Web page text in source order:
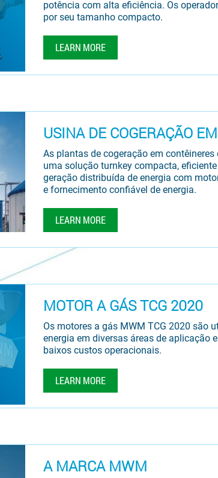
potência com alta eficiência. Os
por seu tamanho compacto.
LEARN MORE
USINA DE COGERAÇÃO
As plantas de cogeração em
uma solução turnkey compacta,
geração distribuída de energia com
e fornecimento confiável de energia.
LEARN MORE
MOTOR A GÁS TCG 2020
Os motores a gás MWM TCG 2020 são
energia em diversas áreas de aplicação
baixos custos operacionais.
LEARN MORE
A MARCA MWM